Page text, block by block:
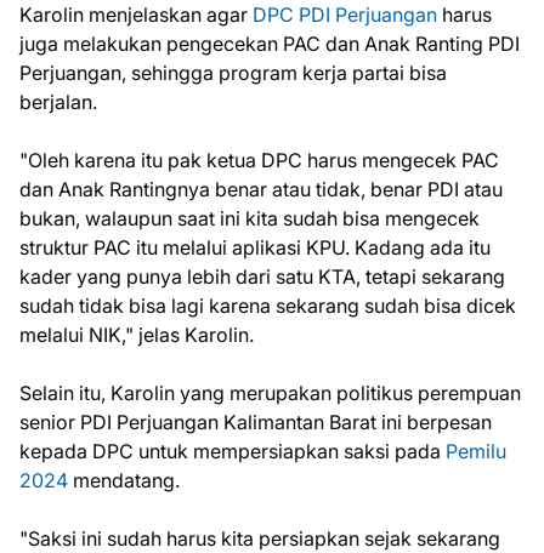
Karolin menjelaskan agar DPC PDI Perjuangan harus
juga melakukan pengecekan PAC dan Anak Ranting PDI
Perjuangan, sehingga program kerja partai bisa
berjalan.
"Oleh karena itu pak ketua DPC harus mengecek PAC
dan Anak Rantingnya benar atau tidak, benar PDI atau
bukan, walaupun saat ini kita sudah bisa mengecek
struktur PAC itu melalui aplikasi KPU. Kadang ada itu
kader yang punya lebih dari satu KTA, tetapi sekarang
sudah tidak bisa lagi karena sekarang sudah bisa dicek
melalui NIK," jelas Karolin.
Selain itu, Karolin yang merupakan politikus perempuan
senior PDI Perjuangan Kalimantan Barat ini berpesan
kepada DPC untuk mempersiapkan saksi pada Pemilu
2024 mendatang.
"Saksi ini sudah harus kita persiapkan sejak sekarang